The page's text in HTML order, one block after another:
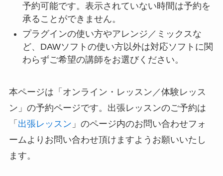
予約可能です。表示されていない時間は予約を
承ることができません。
プラグインの使い方やアレンジ／ミックスな
ど、DAWソフトの使い方以外は対応ソフトに関
わらずご希望の講師をお選びください。
本ページは「オンライン・レッスン／体験レッス
ン」の予約ページです。出張レッスンのご予約は
「 出張レッスン 」のページ内のお問い合わせフォ
ームよりお問い合わせ頂けますようお願いいたし
ます。